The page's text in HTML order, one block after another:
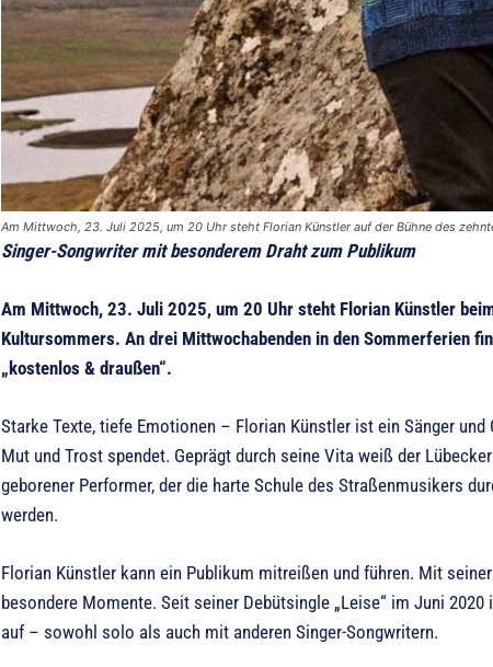
Am Mittwoch, 23. Juli 2025, um 20 Uhr steht Florian Künstler auf der Bühne des
Singer-Songwriter mit besonderem Draht zum Publikum
Am Mittwoch, 23. Juli 2025, um 20 Uhr steht Florian Künstler
Kultursommers. An drei Mittwochabenden in den Sommerferien
„kostenlos & draußen“.
Starke Texte, tiefe Emotionen – Florian Künstler ist ein Sänger
Mut und Trost spendet. Geprägt durch seine Vita weiß der
geborener Performer, der die harte Schule des Straßenmusikers
werden.
Florian Künstler kann ein Publikum mitreißen und führen. Mit
besondere Momente. Seit seiner Debütsingle „Leise“ im Juni
auf – sowohl solo als auch mit anderen Singer-Songwritern.